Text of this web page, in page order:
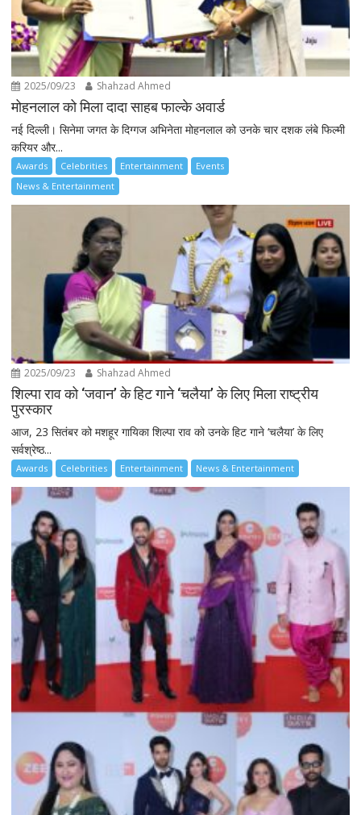
2025/09/23 Shahzad Ahmed
मोहनलाल को मिला दादा साहब फाल्के अवार्ड
नई दिल्ली। सिनेमा जगत के दिग्गज अभिनेता मोहनलाल को उनके चार दशक लंबे फिल्मी
करियर और...
Awards Celebrities Entertainment
Events
News & Entertainment
2025/09/23 Shahzad Ahmed
शिल्पा राव को ‘जवान’ के हिट गाने ‘चलैया’ के लिए मिला राष्ट्रीय
पुरस्कार
आज, 23 सितंबर को मशहूर गायिका शिल्पा राव को उनके हिट गाने ‘चलैया’ के लिए
सर्वश्रेष्ठ...
Awards Celebrities Entertainment News & Entertainment